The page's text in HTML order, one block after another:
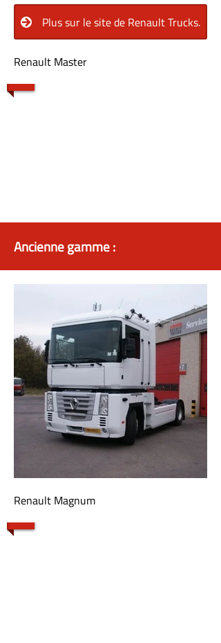
Plus sur le site de Renault Trucks.
Renault Master
Ancienne gamme :
Renault Magnum